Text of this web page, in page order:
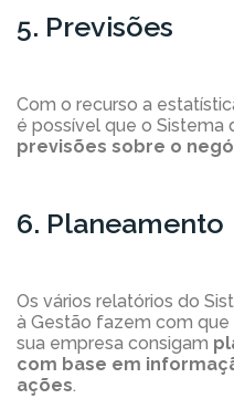
5. Previsões
Com o recurso a
é possível que o Sistema
previsões sobre o
6. Planeamento
Os vários relatórios do
à Gestão fazem com
sua empresa consigam
com base em
ações.